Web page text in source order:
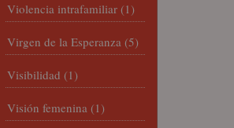
Violencia intrafamiliar (1)
Virgen de la Esperanza (5)
Visibilidad (1)
Visión femenina (1)